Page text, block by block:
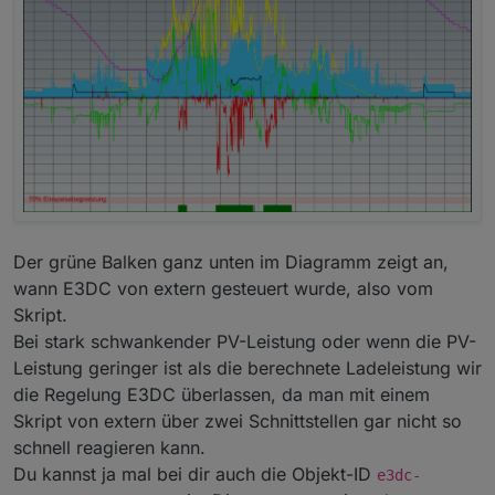
Da hast du mehrere Möglichkeiten. :-)
Du kanns deine Batterie z.B. nicht gleich auf
60% SOC laden wenn die Prognose eine hohe
PV- Leistung vorhersagt.
Du kannst den Regelbeginn z.B erst ab 11:00
Uhr einstellen um über die Mittagszeit zu
kommen.
Der grüne Balken ganz unten im Diagramm zeigt an,
wann E3DC von extern gesteuert wurde, also vom
Skript.
Bei stark schwankender PV-Leistung oder wenn die PV-
Leistung geringer ist als die berechnete Ladeleistung wir
die Regelung E3DC überlassen, da man mit einem
Skript von extern über zwei Schnittstellen gar nicht so
schnell reagieren kann.
Du kannst ja mal bei dir auch die Objekt-ID e3dc-